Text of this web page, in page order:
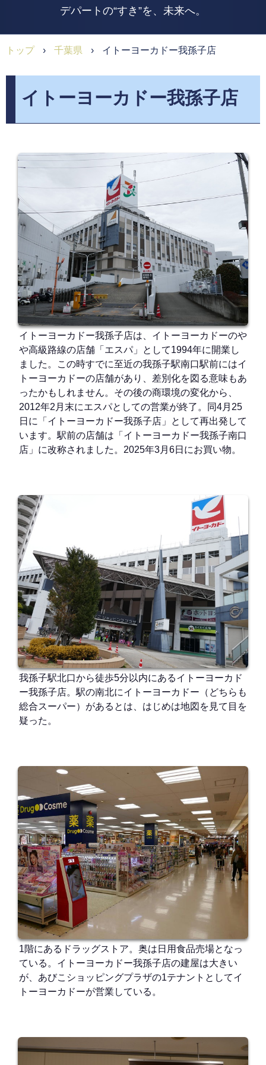
デパートの“すき”を、未来へ。
トップ › 千葉県 › イトーヨーカドー我孫子店
イトーヨーカドー我孫子店
イトーヨーカドー我孫子店は、イトーヨーカドーのや
や高級路線の店舗「エスパ」として1994年に開業し
ました。この時すでに至近の我孫子駅南口駅前にはイ
トーヨーカドーの店舗があり、差別化を図る意味もあ
ったかもしれません。その後の商環境の変化から、
2012年2月末にエスパとしての営業が終了。同4月25
日に「イトーヨーカドー我孫子店」として再出発して
います。駅前の店舗は「イトーヨーカドー我孫子南口
店」に改称されました。2025年3月6日にお買い物。
我孫子駅北口から徒歩5分以内にあるイトーヨーカド
ー我孫子店。駅の南北にイトーヨーカドー（どちらも
総合スーパー）があるとは、はじめは地図を見て目を
疑った。
1階にあるドラッグストア。奥は日用食品売場となっ
ている。イトーヨーカドー我孫子店の建屋は大きい
が、あびこショッピングプラザの1テナントとしてイ
トーヨーカドーが営業している。